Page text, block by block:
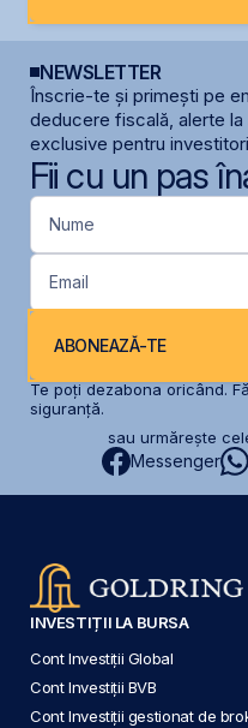
NEWSLETTER
Înscrie-te și primești pe
deducere fiscală, alerte
exclusive pentru
Fii cu un pas
Nume
Email
ABONEAZĂ-TE
Te poți dezabona oricând.
siguranță.
sau urmărește
Messenger
INVESTIȚII LA BURSA
Cont Investiții Global
Cont Investiții BVB
Cont Investiții gestionat de